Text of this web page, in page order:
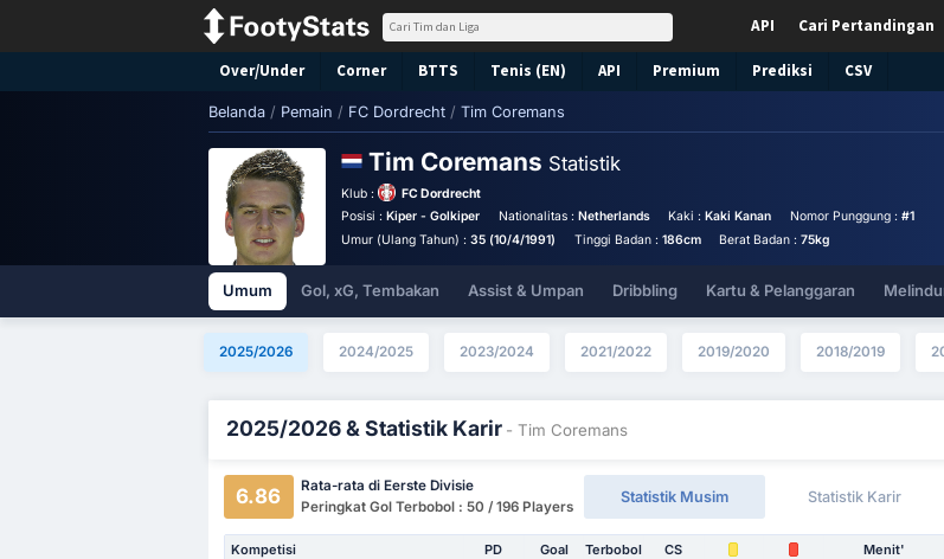
Cari Pertandingan
API
Over/Under Corner BTTS Tenis (EN) API Premium Prediksi CSV
Belanda / Pemain / FC Dordrecht / Tim Coremans
Tim Coremans Statistik
Klub :
FC Dordrecht
Posisi :Kiper - Golkiper Nationalitas : Netherlands Kaki :Kaki Kanan Nomor Punggung : #1
Umur (Ulang Tahun) :35 (10/4/1991) Tinggi Badan : 186cm Berat Badan :75kg
Umum Gol, xG, Tembakan Assist & Umpan Dribbling Kartu & Pelanggaran
2025/2026 2024/2025 2023/2024 2021/2022 2019/2020 2018/2019
2025/2026 & Statistik Karir - Tim Coremans
6.86
Rata-rata di Eerste Divisie
Peringkat Gol Terbobol : 50 / 196 Players
Statistik Musim Statistik Karir
Kompetisi PD Goal Terbobol CS Menit'